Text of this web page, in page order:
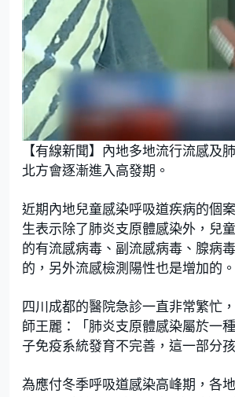
n
m
u
t
e
a
d
.
5
7
%
【有線新聞】內地多地流行流感
北方會逐漸進入高發期。
近期內地兒童感染呼吸道疾病的個
生表示除了肺炎支原體感染外，兒
的有流感病毒、副流感病毒、腺病
的，另外流感檢測陽性也是增加的。
四川成都的醫院急診一直非常繁忙
師王麗：「肺炎支原體感染屬於一
子免疫系統發育不完善，這一部分
為應付冬季呼吸道感染高峰期，各